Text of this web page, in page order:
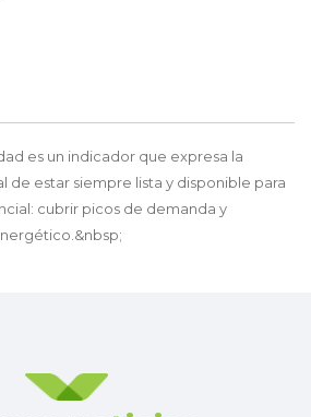
es un indicador que expresa la
de estar siempre lista y disponible para
cubrir picos de demanda y